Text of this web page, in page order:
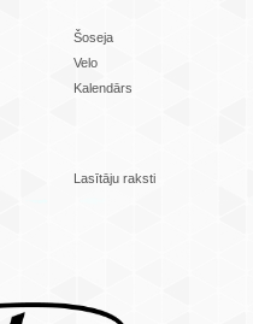
Šoseja
Velo
Kalendārs
Lasītāju raksti